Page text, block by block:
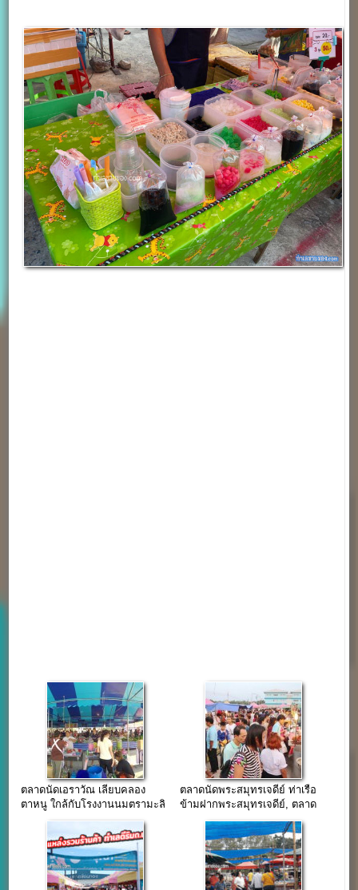
ตลาดนัดเอราวัณ เลียบคลอง
ตาหนู ใกล้กับโรงงานนมตรามะลิ
ตลาดนัดพระสมุทรเจดีย์ ท่าเรือ
ข้ามฝากพระสมุทรเจดีย์, ตลาด
ขนาดใหญ่พระประแดง